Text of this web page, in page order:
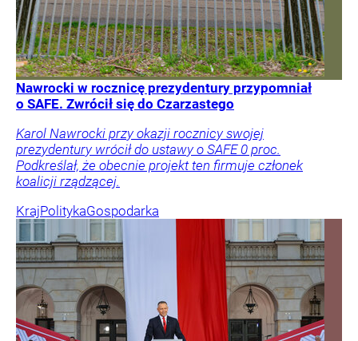
Nawrocki w rocznicę prezydentury przypomniał
o SAFE. Zwrócił się do Czarzastego
Karol Nawrocki przy okazji rocznicy swojej
prezydentury wrócił do ustawy o SAFE 0 proc.
Podkreślał, że obecnie projekt ten firmuje członek
koalicji rządzącej.
KrajPolitykaGospodarka